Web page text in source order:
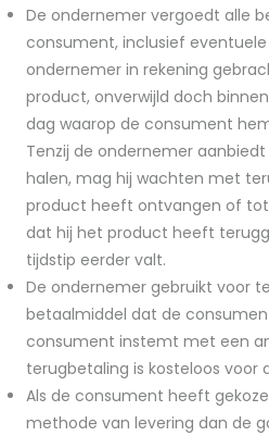
De ondernemer vergoedt alle
consument, inclusief
ondernemer in rekening
product, onverwijld doch
dag waarop de consument
Tenzij de ondernemer
halen, mag hij wachten met
product heeft ontvangen of
dat hij het product heeft
tijdstip eerder valt.
De ondernemer gebruikt voor
betaalmiddel dat de
consument instemt met een
terugbetaling is kosteloos voor
Als de consument heeft
methode van levering dan de